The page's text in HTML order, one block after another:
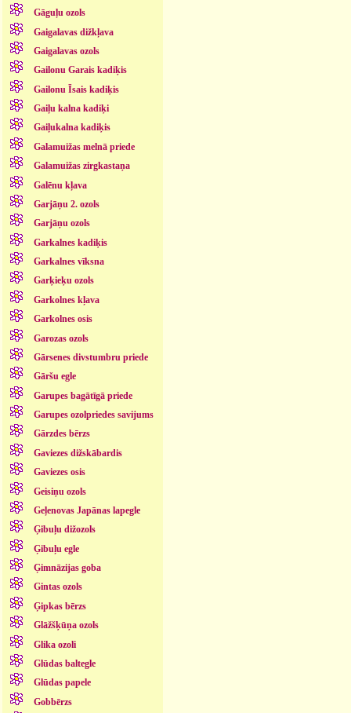
Gāguļu ozols
Gaigalavas dižkļava
Gaigalavas ozols
Gailonu Garais kadiķis
Gailonu Īsais kadiķis
Gaiļu kalna kadiķi
Gaiļukalna kadiķis
Galamuižas melnā priede
Galamuižas zirgkastaņa
Galēnu kļava
Garjāņu 2. ozols
Garjāņu ozols
Garkalnes kadiķis
Garkalnes vīksna
Garķieķu ozols
Garkolnes kļava
Garkolnes osis
Garozas ozols
Gārsenes divstumbru priede
Gāršu egle
Garupes bagātīgā priede
Garupes ozolpriedes savijums
Gārzdes bērzs
Gaviezes dižskābardis
Gaviezes osis
Geisiņu ozols
Geļenovas Japānas lapegle
Ģibuļu dižozols
Ģibuļu egle
Ģimnāzijas goba
Gintas ozols
Ģipkas bērzs
Glāžšķūņa ozols
Glika ozoli
Glūdas baltegle
Glūdas papele
Gobbērzs